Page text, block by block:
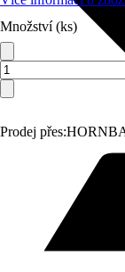
Prodej přes:
Množství (ks)